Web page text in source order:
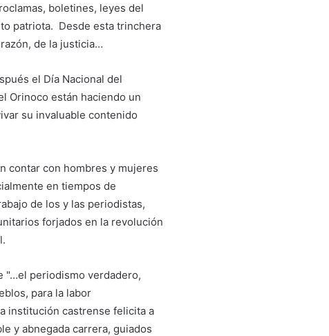
boletines, leyes del
patriota. Desde esta trinchera
de la justicia…
el Día Nacional del
Orinoco están haciendo un
su invaluable contenido
contar con hombres y mujeres
en tiempos de
de los y las periodistas,
forjados en la revolución
"…el periodismo verdadero,
para la labor
institución castrense felicita a
y abnegada carrera, guiados